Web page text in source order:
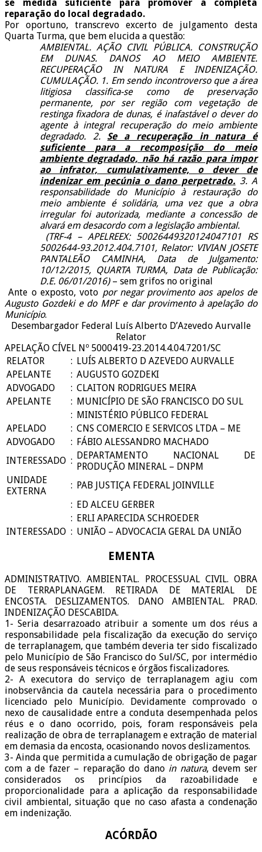
se medida suficiente para promover a completa
reparação do local degradado.
Por oportuno, transcrevo excerto de julgamento desta
Quarta Turma, que bem elucida a questão:
AMBIENTAL. AÇÃO CIVIL PÚBLICA. CONSTRUÇÃO
EM DUNAS. DANOS AO MEIO AMBIENTE.
RECUPERAÇÃO IN NATURA E INDENIZAÇÃO.
CUMULAÇÃO. 1. Em sendo incontroverso que a área
litigiosa classifica-se como de preservação
permanente, por ser região com vegetação de
restinga fixadora de dunas, é inafastável o dever do
agente à integral recuperação do meio ambiente
degradado. 2. Se a recuperação in natura é
suficiente para a recomposição do meio
ambiente degradado, não há razão para impor
ao infrator, cumulativamente, o dever de
indenizar em pecúnia o dano perpetrado. 3. A
responsabilidade do Município à restauração do
meio ambiente é solidária, uma vez que a obra
irregular foi autorizada, mediante a concessão de
alvará em desacordo com a legislação ambiental.
(TRF-4 – APELREEX: 50026449320124047101 RS
5002644-93.2012.404.7101, Relator: VIVIAN JOSETE
PANTALEÃO CAMINHA, Data de Julgamento:
10/12/2015, QUARTA TURMA, Data de Publicação:
D.E. 06/01/2016)– sem grifos no original
Ante o exposto, voto por negar provimento aos apelos de
Augusto Gozdeki e do MPF e dar provimento à apelação do
Município.
Desembargador Federal Luís Alberto D’Azevedo Aurvalle
Relator
APELAÇÃO CÍVEL Nº 5000419-23.2014.4.04.7201/SC
RELATOR
: LUÍS ALBERTO D AZEVEDO AURVALLE
APELANTE
: AUGUSTO GOZDEKI
ADVOGADO
: CLAITON RODRIGUES MEIRA
APELANTE
: MUNICÍPIO DE SÃO FRANCISCO DO SUL
: MINISTÉRIO PÚBLICO FEDERAL
APELADO
: CNS COMERCIO E SERVICOS LTDA – ME
ADVOGADO
: FÁBIO ALESSANDRO MACHADO
INTERESSADO : DEPARTAMENTO NACIONAL DE
PRODUÇÃO MINERAL – DNPM
UNIDADE
EXTERNA
: PAB JUSTIÇA FEDERAL JOINVILLE
: ED ALCEU GERBER
: ERLI APARECIDA SCHROEDER
INTERESSADO : UNIÃO – ADVOCACIA GERAL DA UNIÃO
EMENTA
ADMINISTRATIVO. AMBIENTAL. PROCESSUAL CIVIL. OBRA
DE TERRAPLANAGEM. RETIRADA DE MATERIAL DE
ENCOSTA. DESLIZAMENTOS. DANO AMBIENTAL. PRAD.
INDENIZAÇÃO DESCABIDA.
1- Seria desarrazoado atribuir a somente um dos réus a
responsabilidade pela fiscalização da execução do serviço
de terraplanagem, que também deveria ter sido fiscalizado
pelo Município de São Francisco do Sul/SC, por intermédio
de seus responsáveis técnicos e órgãos fiscalizadores.
2- A executora do serviço de terraplanagem agiu com
inobservância da cautela necessária para o procedimento
licenciado pelo Município. Devidamente comprovado o
nexo de causalidade entre a conduta desempenhada pelos
réus e o dano ocorrido, pois, foram responsáveis pela
realização de obra de terraplanagem e extração de material
em demasia da encosta, ocasionando novos deslizamentos.
3- Ainda que permitida a cumulação de obrigação de pagar
com a de fazer – reparação do dano in natura, devem ser
considerados os princípios da razoabilidade e
proporcionalidade para a aplicação da responsabilidade
civil ambiental, situação que no caso afasta a condenação
em indenização.
ACÓRDÃO